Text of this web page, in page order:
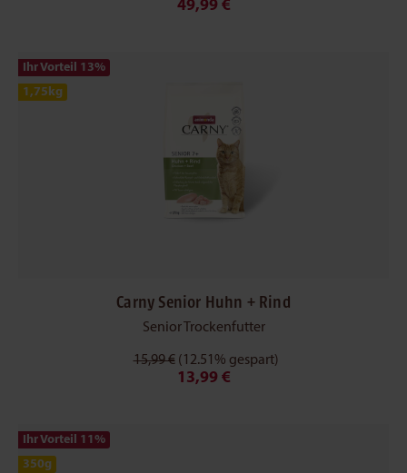
49,99 €
Ihr Vorteil 13%
1,75kg
Carny Senior Huhn + Rind
Senior Trockenfutter
15,99 € (12.51% gespart)
13,99 €
Ihr Vorteil 11 %
350g